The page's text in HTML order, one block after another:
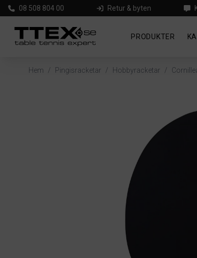
08 508 804 00 Retur & byten
PRODUKTER
Hem / Pingisracketar / Hobbyracketar /